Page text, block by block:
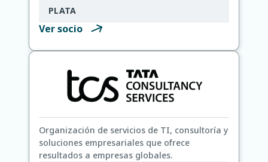
PLATA
Ver socio
Organización de servicios de TI, consultoría y
soluciones empresariales que ofrece
resultados a empresas globales.